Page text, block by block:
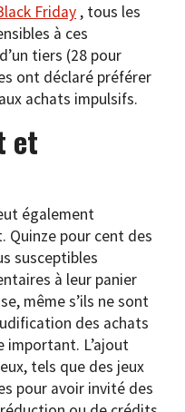
Friday , tous les
à ces
tiers (28 pour
ont déclaré préférer
achats impulsifs.
et
également
Quinze pour cent des
susceptibles
à leur panier
même s’ils ne sont
des achats
important. L’ajout
tels que des jeux
pour avoir invité des